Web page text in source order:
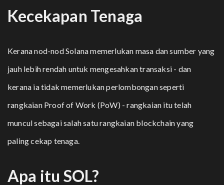
Kecekapan Tenaga
Kerana nod-nod Solana memerlukan masa dan sumber yang
jauh lebih rendah untuk mengesahkan transaksi - dan
kerana ia tidak memerlukan perlombongan seperti
rangkaian Proof of Work (PoW) - rangkaian itu telah
muncul sebagai salah satu rangkaian blockchain yang
paling cekap tenaga.
Apa itu SOL?